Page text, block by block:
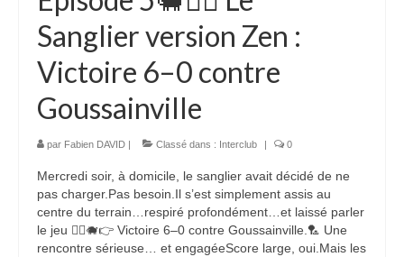
Sanglier version Zen :
Victoire 6–0 contre
Goussainville
par Fabien DAVID | Classé dans : Interclub | 0
Mercredi soir, à domicile, le sanglier avait décidé de ne
pas charger.Pas besoin.Il s’est simplement assis au
centre du terrain…respiré profondément…et laissé parler
le jeu 🧘‍♂️🐗👉 Victoire 6–0 contre Goussainville.🏸 Une
rencontre sérieuse… et engagéeScore large, oui.Mais les